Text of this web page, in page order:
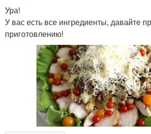
Ура!
У вас есть все ингредиенты, давайте
приготовлению!